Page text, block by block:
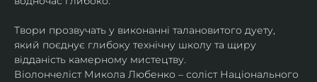
Твори прозвучать у виконанні талановитого дуету,
який поєднує глибоку технічну школу та щиру
відданість камерному мистецтву.
Віолончеліст Микола Любенко – соліст Національного